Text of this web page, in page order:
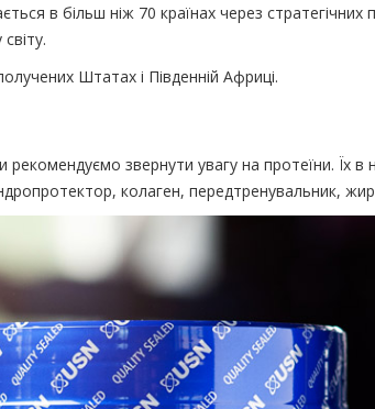
в більш ніж 70 країнах через
Штатах і Південній Африці.
звернути увагу на протеїни. Їх в
колаген, передтренувальник,